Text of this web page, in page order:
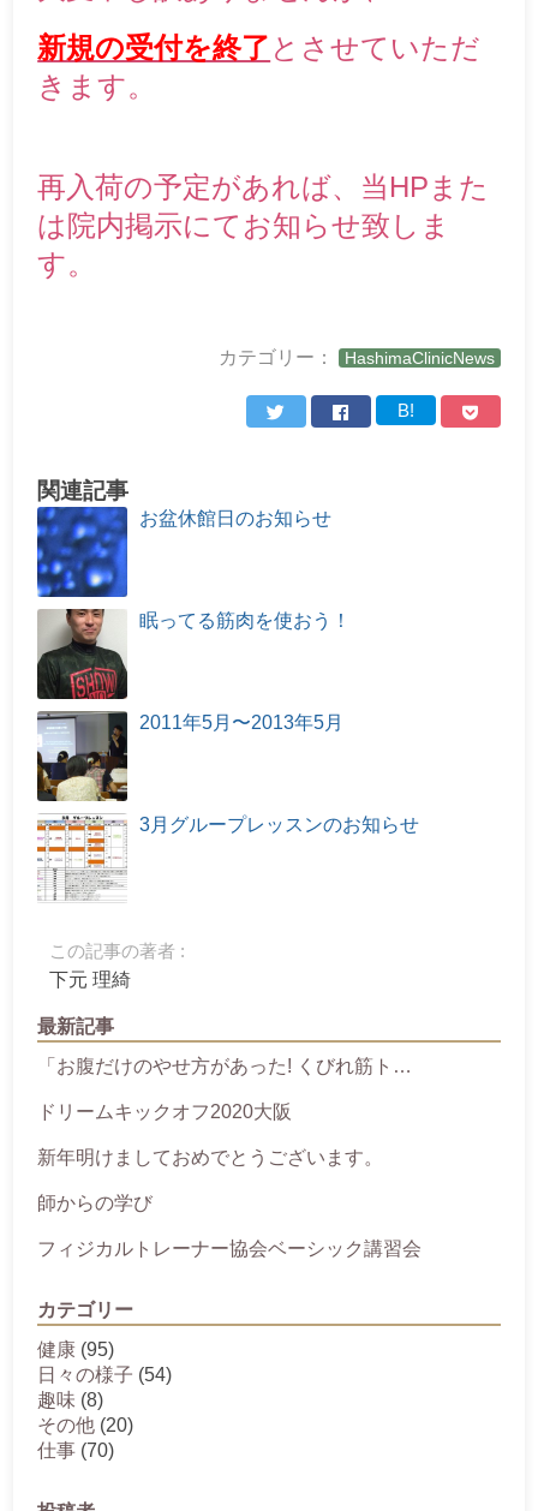
新規の受付を終了 とさせていただ
きます。
再入荷の予定があれば、当HPまた
は院内掲示にてお知らせ致しま
す。
カテゴリー： HashimaClinicNews
B!
関連記事
お盆休館日のお知らせ
眠ってる筋肉を使おう！
2011年5月〜2013年5月
3月グループレッスンのお知らせ
この記事の著者 :
下元 理綺
最新記事
「お腹だけのやせ方があった! くびれ筋ト…
ドリームキックオフ2020大阪
新年明けましておめでとうございます。
師からの学び
フィジカルトレーナー協会ベーシック講習会
カテゴリー
健康 (95)
日々の様子 (54)
趣味 (8)
その他 (20)
仕事 (70)